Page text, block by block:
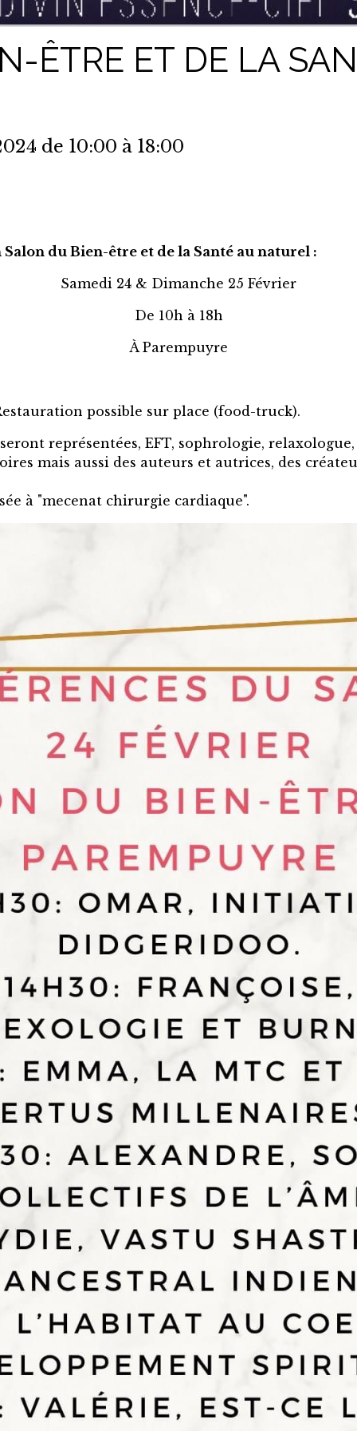
ÊTRE ET DE LA
de 10:00 à 18:00
du Bien-être et de la Santé au naturel :
Samedi 24 & Dimanche 25 Février
De 10h à 18h
À Parempuyre
possible sur place (food-truck).
représentées, EFT, sophrologie,
mais aussi des auteurs et autrices, des
à "mecenat chirurgie cardiaque".